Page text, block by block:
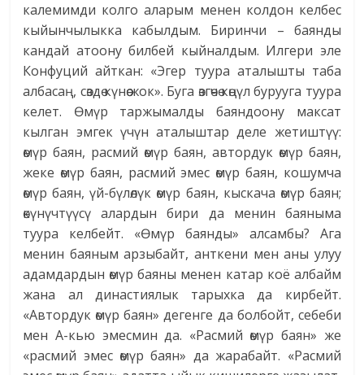
калемимди колго аларым менен колдон келбес
кыйынчылыкка кабылдым. Биринчи – баян­ды
кандай атоону билбей кыйналдым. Илгери эле
Конфуций айткан: «Эгер туура аталышты таба
албасаң, сөздө күнөө жок». Буга өзгөчө көңүл бурууга туура
келет. Өмүр таржымалды баяндоону максат
кылган эмгек үчүн аталыштар деле жетиштүү:
өмүр баян, расмий өмүр баян, автордук өмүр баян,
жеке өмүр баян, расмий эмес өмүр баян, кошумча
өмүр баян, үй-бүлөлүк өмүр баян, кыскача өмүр баян;
өкүнүчтүүсү алардын бири да менин баяныма
туура келбейт. «Өмүр баянды» алсамбы? Ага
менин баяным арзыбайт, анткени мен аны улуу
адамдардын өмүр баяны менен катар коё албайм
жана ал династиялык тарыхка да кирбейт.
«Автордук өмүр баян» дегенге да болбойт, себеби
мен А-кью эмесмин да. «Расмий өмүр баян» же
«расмий эмес өмүр баян» да жарабайт. «Расмий